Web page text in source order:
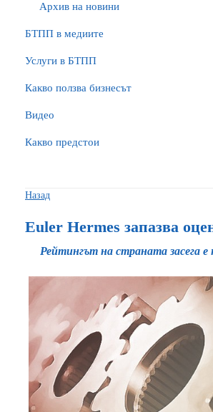
Архив на новини
БTПП в медиите
Услуги в БТПП
Какво ползва бизнесът
Видео
Какво предстои
Назад
Euler Hermes запазва
Рейтингът на страната засега